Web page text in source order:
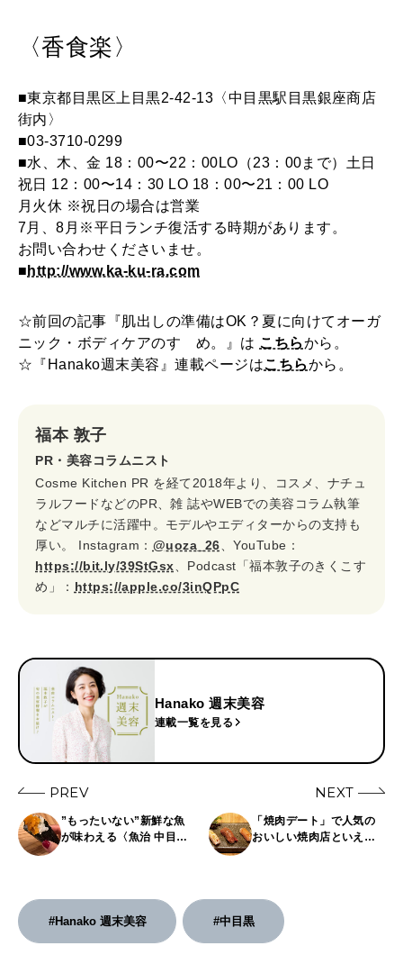
〈香食楽〉
■東京都目黒区上目黒2-42-13〈中目黒駅目黒銀座商店
街内〉
■03-3710-0299
■水、木、金 18：00〜22：00LO（23：00まで）土日
祝日 12：00〜14：30 LO 18：00〜21：00 LO
月火休 ※祝日の場合は営業
7月、8月※平日ランチ復活する時期があります。
お問い合わせくださいませ。
■ http://www.ka-ku-ra.com
☆前回の記事『肌出しの準備はOK？夏に向けてオーガ
ニック・ボディケアのすゝめ。』は こちらから。
☆『Hanako週末美容』連載ページはこちらから。
福本 敦子
PR・美容コラムニスト
Cosme Kitchen PR を経て2018年より、コスメ、ナチュ
ラルフードなどのPR、雑 誌やWEBでの美容コラム執筆
などマルチに活躍中。モデルやエディターからの支持も
厚い。 Instagram： @uoza_26 、YouTube：
https://bit.ly/39StGsx 、Podcast「福本敦子のきくこす
め」： https://apple.co/3inQPpC
Hanako 週末美容
連載一覧を見る
PREV
”もったいない”新鮮な魚
が味わえる〈魚治 中目
NEXT
「焼肉デート」で人気の
おいしい焼肉店といえ
#Hanako 週末美容 #中目黒